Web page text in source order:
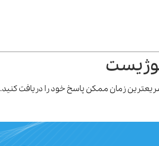
زمان ممکن پاسخ خود را دریافت کنید.